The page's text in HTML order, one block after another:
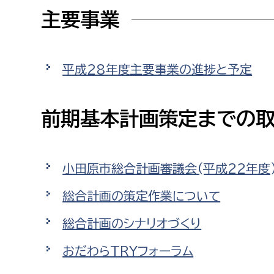
主要事業
平成28年度主要事業の進捗と予定
前期基本計画策定までの
小田原市総合計画審議会(平成22年度
総合計画の策定作業について
総合計画のシナリオづくり
おだわらTRYフォーラム